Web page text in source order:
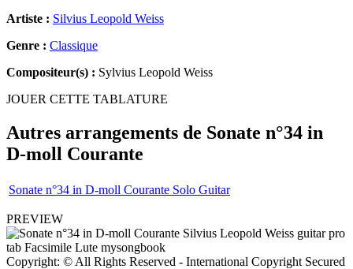
Artiste : Silvius Leopold Weiss
Genre : Classique
Compositeur(s) : Sylvius Leopold Weiss
JOUER CETTE TABLATURE
Autres arrangements de Sonate n°34 in
D-moll Courante
Sonate n°34 in D-moll Courante Solo Guitar
PREVIEW
Copyright: © All Rights Reserved - International Copyright Secured